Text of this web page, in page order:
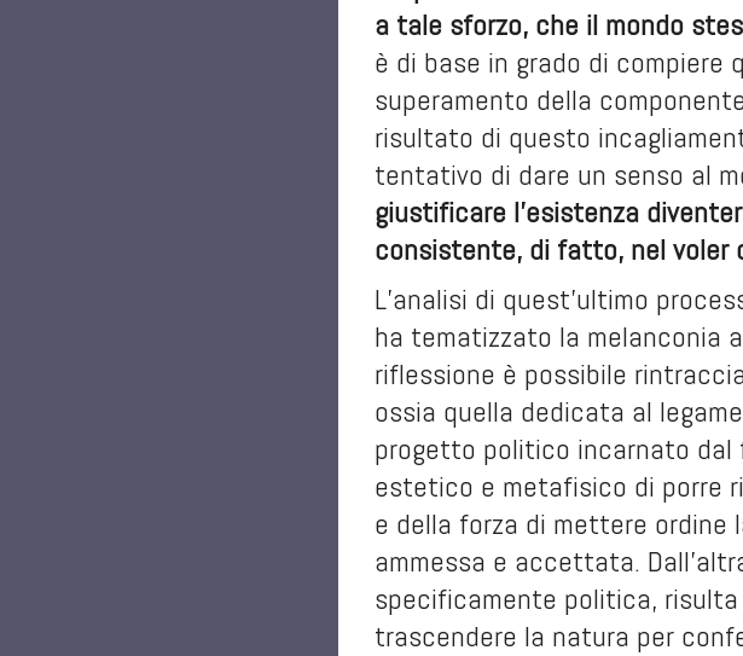
a tale sforzo, che il mondo
è di base in grado di
superamento della
risultato di questo
tentativo di dare un senso al
giustificare l’esistenza
consistente, di fatto, nel voler
L’analisi di quest’ultimo
ha tematizzato la melanconia
riflessione è possibile
ossia quella dedicata al
progetto politico incarnato
estetico e metafisico di porre
e della forza di mettere ordine
ammessa e accettata.
specificamente politica,
trascendere la natura per